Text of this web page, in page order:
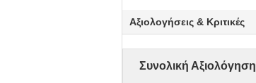
Αξιολογήσεις & Κριτικές
Συνολική Αξιολόγηση